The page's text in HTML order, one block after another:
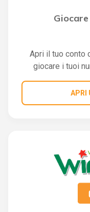
Apri il tuo conto
giocare i tuoi
APRI